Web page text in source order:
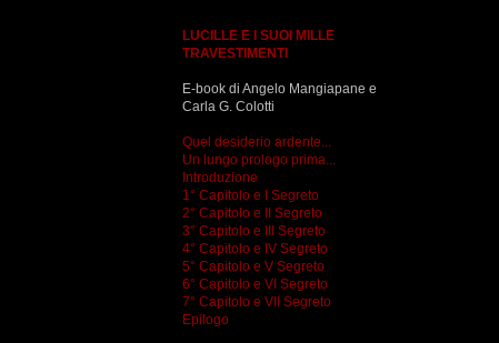
LUCILLE E I SUOI MILLE
TRAVESTIMENTI
E-book di Angelo Mangiapane e
Carla G. Colotti
Quel desiderio ardente...
Un lungo prologo prima...
Introduzione
1° Capitolo e I Segreto
2° Capitolo e II Segreto
3° Capitolo e III Segreto
4° Capitolo e IV Segreto
5° Capitolo e V Segreto
6° Capitolo e VI Segreto
7° Capitolo e VII Segreto
Epilogo